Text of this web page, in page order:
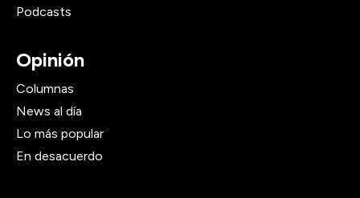
Podcasts
Opinión
Columnas
News al día
Lo más popular
En desacuerdo